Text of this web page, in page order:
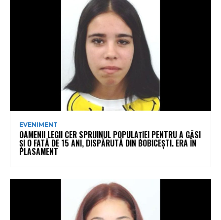
EVENIMENT
OAMENII LEGII CER SPRIJINUL POPULAȚIEI PENTRU A GĂSI
ȘI O FATĂ DE 15 ANI, DISPĂRUTĂ DIN BOBICEȘTI. ERA ÎN
PLASAMENT